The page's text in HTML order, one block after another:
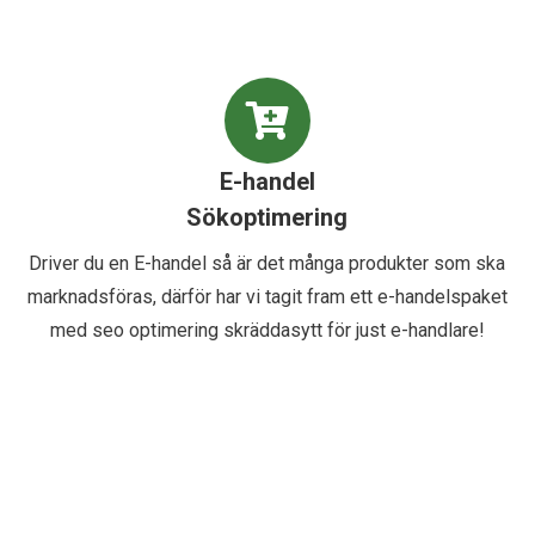
E-handel
Sökoptimering
Driver du en E-handel så är det många produkter som ska
marknadsföras, därför har vi tagit fram ett e-handelspaket
med seo optimering skräddasytt för just e-handlare!